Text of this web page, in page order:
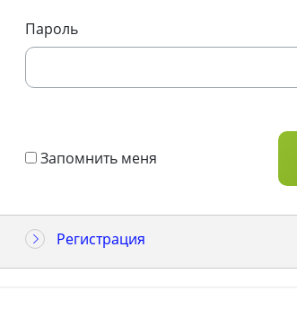
Пароль
Запомнить меня
Регистрация